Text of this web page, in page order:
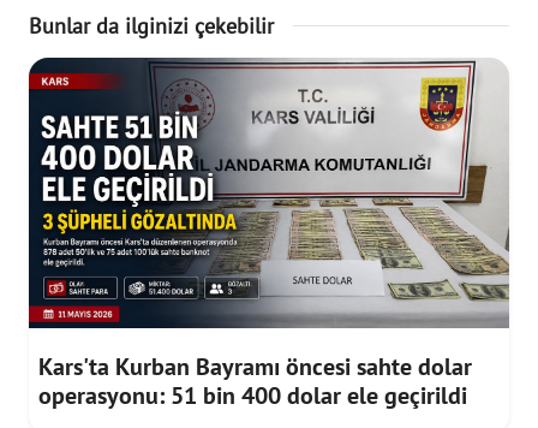
Bunlar da ilginizi çekebilir
Kars'ta Kurban Bayramı öncesi sahte dolar
operasyonu: 51 bin 400 dolar ele geçirildi